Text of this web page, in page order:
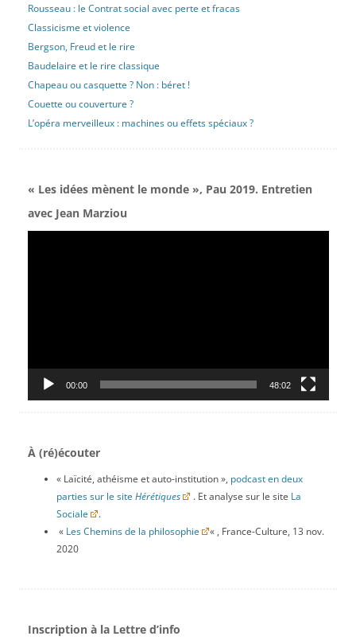
Rousseau : le Contrat social avec perte et fracas
Classicisme et violence
Bergson, Freud et le rire
Baudelaire et le rire classique
Chapeau ou casquette ? Non : béret !
Couette ou couverture ?
L’opéra merveilleux : machines ou effets spéciaux ?
« Les idées mènent le monde », Pau 2019. Entretien
avec Jean Marziou
Lecteur
00:00 48:02
À (ré)écouter
« Laïcité, athéisme et auto-institution », podcast en deux
parties sur le site Hérétiques . Et analyse sur le site La
Sociale
.
« Les Chemins de la philosophie
« , France-Culture, 13 nov.
2020
Inscription à la Lettre d’info